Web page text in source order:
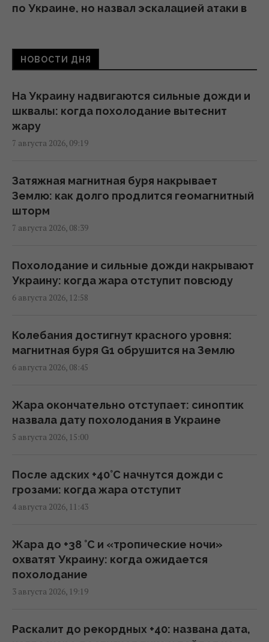
по Украине, но назвал эскалацией атаки в
гражданства по праву рождения в США
08:49 пятница, 07 августа 2026
Инцидент в Лейпциге: в Германии
перевозил боеприпасы
08:32 пятница, 07 августа 2026
Ким Чен Ын с начала войны в Украине
Bloomberg
08:08 пятница, 07 августа 2026
информации об истощении запасов
оружия в США, - CNN
07:23 пятница, 07 августа 2026
Путин может напасть на НАТО уже осенью:
разведка США опубликовала новый
прогноз, - WSJ
Удары России по кораблям в Черном море:
в FP раскрыли последствия
США ввели новые санкции против Кубы за
сотрудничество с Китаем и РФ, –
Bloomberg
НОВОСТИ ДНЯ
На Украину надвигаются сильные дожди и
шквалы: когда похолодание вытеснит
жару
7 августа 2026, 09:19
Затяжная магнитная буря накрывает
Землю: как долго продлится геомагнитный
шторм
7 августа 2026, 08:39
Похолодание и сильные дожди накрывают
Украину: когда жара отступит повсюду
6 августа 2026, 12:58
Колебания достигнут красного уровня:
магнитная буря G1 обрушится на Землю
6 августа 2026, 08:45
Жара окончательно отступает: синоптик
назвала дату похолодания в Украине
5 августа 2026, 15:00
После адских +40°C начнутся дожди с
грозами: когда жара отступит
4 августа 2026, 11:43
Жара до +38 °С и «тропические ночи»
охватят Украину: когда ожидается
похолодание
3 августа 2026, 19:19
Раскалит до рекордных +40: названа дата,